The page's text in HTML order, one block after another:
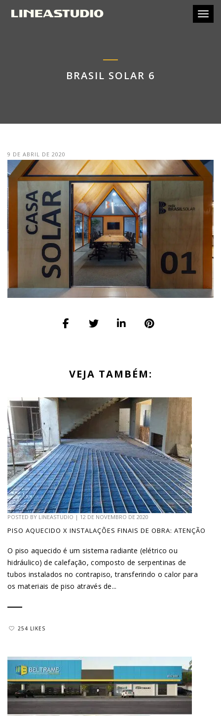
BRASIL SOLAR 6
9 DE ABRIL DE 2020
VEJA TAMBÉM:
POSTED BY LINEASTUDIO | 12 DE NOVEMBRO DE 2020
PISO AQUECIDO X INSTALAÇÕES FINAIS DE OBRA: ATENÇÃO
O piso aquecido é um sistema radiante (elétrico ou
hidráulico) de calefação, composto de serpentinas de
tubos instalados no contrapiso, transferindo o calor para
os materiais de piso através de...
254 LIKES